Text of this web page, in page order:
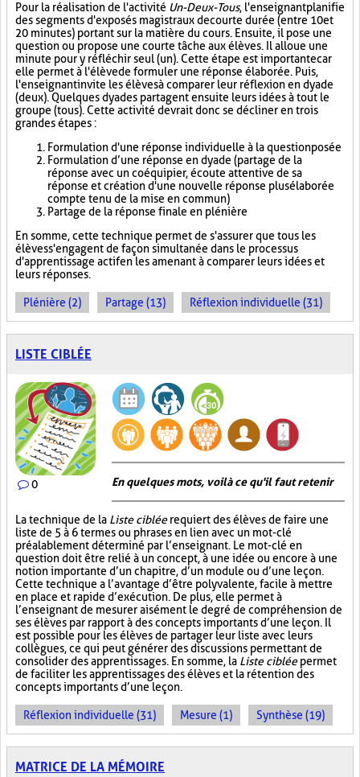
Pour la réalisation de l'activité Un-Deux-Tous, l'enseignant planifie
des segments d'exposés magistraux de courte durée (entre 10 et
20 minutes) portant sur la matière du cours. Ensuite, il pose une
question ou propose une courte tâche aux élèves. Il alloue une
minute pour y réfléchir seul (un). Cette étape est importante car
elle permet à l'élève de formuler une réponse élaborée. Puis,
l'enseignant invite les élèves à comparer leur réflexion en dyade
(deux). Quelques dyades partagent ensuite leurs idées à tout le
groupe (tous). Cette activité devrait donc se décliner en trois
grandes étapes :
Formulation d'une réponse individuelle à la question posée
Formulation d’une réponse en dyade (partage de la
réponse avec un coéquipier, écoute attentive de sa
réponse et création d'une nouvelle réponse plus élaborée
compte tenu de la mise en commun)
Partage de la réponse finale en plénière
En somme, cette technique permet de s'assurer que tous les
élèves s'engagent de façon simultanée dans le processus
d'apprentissage actif en les amenant à comparer leurs idées et
leurs réponses.
Plénière (2) Partage (13) Réflexion individuelle (31)
LISTE CIBLÉE
0 En quelques mots, voilà ce qu'il faut retenir
La technique de la Liste cibléerequiert des élèves de faire une
liste de 5 à 6 termes ou phrases en lien avec un mot-clé
préalablement déterminé par l’enseignant. Le mot-clé en
question doit être relié à un concept, à une idée ou encore à une
notion importante d’un chapitre, d’un module ou d’une leçon.
Cette technique a l’avantage d’être polyvalente, facile à mettre
en place et rapide d’exécution. De plus, elle permet à
l’enseignant de mesurer aisément le degré de compréhension de
ses élèves par rapport à des concepts importants d’une leçon. Il
est possible pour les élèves de partager leur liste avec leurs
collègues, ce qui peut générer des discussions permettant de
consolider des apprentissages. En somme, la Liste cibléepermet
de faciliter les apprentissages des élèves et la rétention des
concepts importants d’une leçon.
Réflexion individuelle (31) Mesure (1) Synthèse (19)
MATRICE DE LA MÉMOIRE